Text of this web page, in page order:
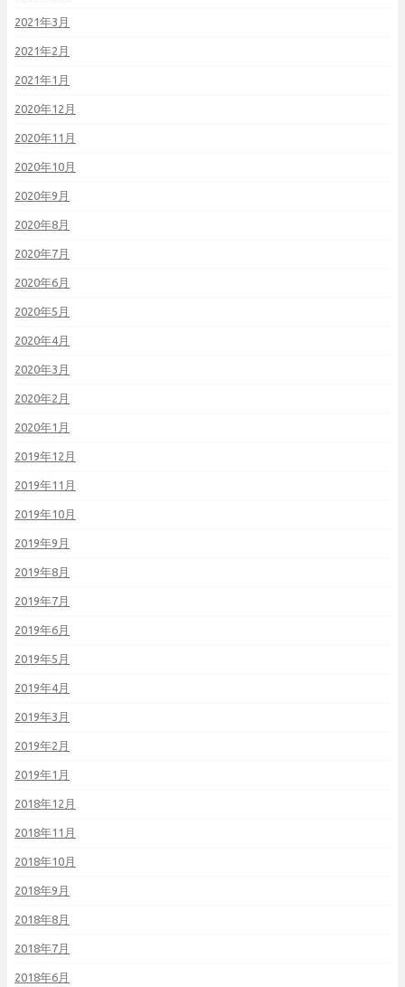
2021年3月
2021年2月
2021年1月
2020年12月
2020年11月
2020年10月
2020年9月
2020年8月
2020年7月
2020年6月
2020年5月
2020年4月
2020年3月
2020年2月
2020年1月
2019年12月
2019年11月
2019年10月
2019年9月
2019年8月
2019年7月
2019年6月
2019年5月
2019年4月
2019年3月
2019年2月
2019年1月
2018年12月
2018年11月
2018年10月
2018年9月
2018年8月
2018年7月
2018年6月